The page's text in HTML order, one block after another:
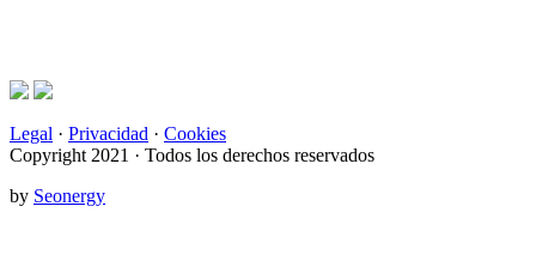
Legal · Privacidad · Cookies
Copyright 2021 · Todos los derechos reservados
by Seonergy